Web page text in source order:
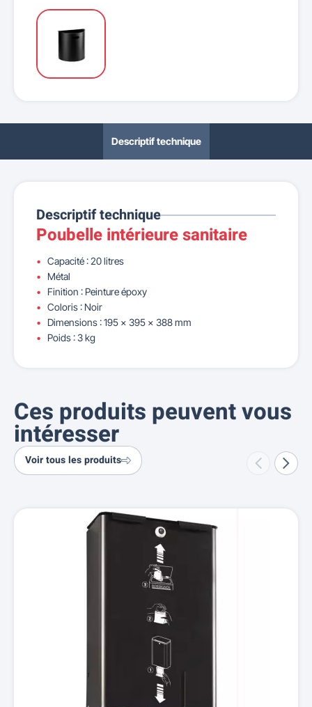
Descriptif technique
Descriptif technique
Poubelle intérieure sanitaire
Capacité : 20 litres
Métal
Finition : Peinture époxy
Coloris : Noir
Dimensions : 195 x 395 x 388 mm
Poids : 3 kg
Ces produits peuvent vous
intéresser
Voir tous les produits